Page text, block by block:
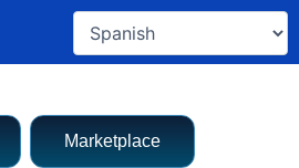
Marketplace